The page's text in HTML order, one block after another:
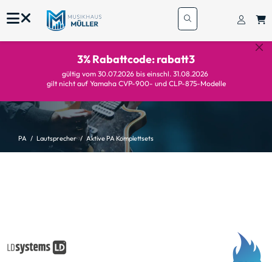
3% Rabattcode: rabatt3
gültig vom 30.07.2026 bis einschl. 31.08.2026
gilt nicht auf Yamaha CVP-900- und CLP-875-Modelle
PA Lautsprecher Aktive PA Komplettsets